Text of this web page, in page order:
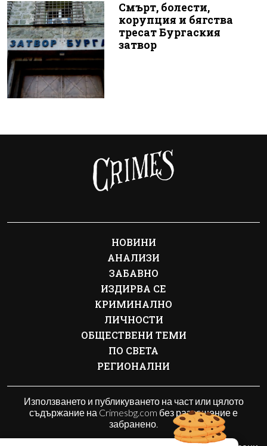
Смърт, болести,
корупция и бягства
тресат Бургаския
затвор
НОВИНИ
АНАЛИЗИ
ЗАБАВНО
ИЗДИРВА СЕ
КРИМИНАЛНО
ЛИЧНОСТИ
ОБЩЕСТВЕНИ ТЕМИ
ПО СВЕТА
РЕГИОНАЛНИ
Използването и публикуването на част или цялото
съдържание на Crimesbg.com без разрешение е
забранено.